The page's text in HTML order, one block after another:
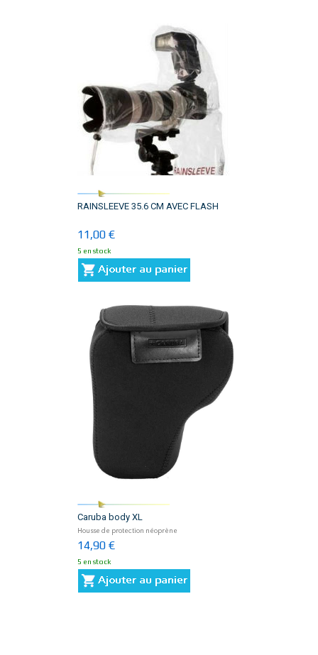
RAINSLEEVE 35.6 CM AVEC FLASH
11,00 €
5 en stock
Caruba body XL
Housse de protection néoprène
14,90 €
5 en stock